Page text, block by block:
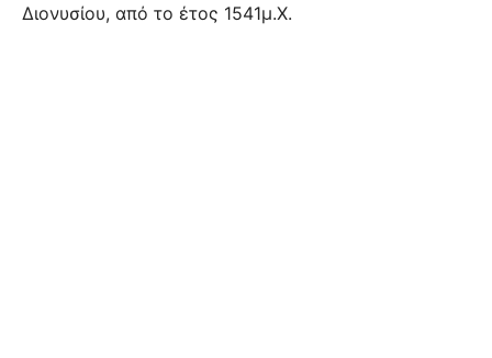
Διονυσίου, από το έτος 1541μ.Χ.